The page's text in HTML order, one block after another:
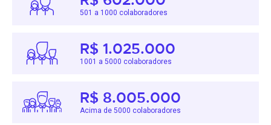
501 a 1000 colaboradores
R$ 1.025.000
1001 a 5000 colaboradores
R$ 8.005.000
Acima de 5000 colaboradores